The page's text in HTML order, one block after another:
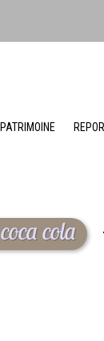
PATRIMOINE
coca cola